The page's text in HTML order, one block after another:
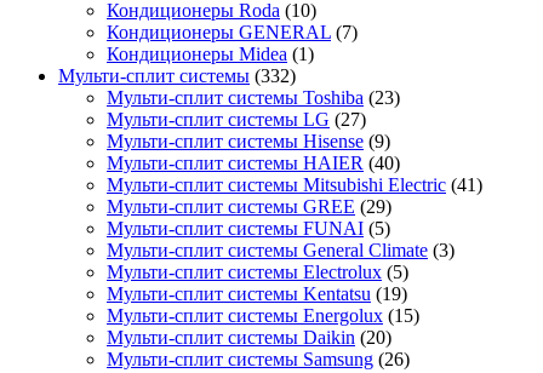
Кондиционеры Roda (10)
Кондиционеры GENERAL (7)
Кондиционеры Midea (1)
Мульти-сплит системы (332)
Мульти-сплит системы Toshiba (23)
Мульти-сплит системы LG (27)
Мульти-сплит системы Hisense (9)
Мульти-сплит системы HAIER (40)
Мульти-сплит системы Mitsubishi Electric (41)
Мульти-сплит системы GREE (29)
Мульти-сплит системы FUNAI (5)
Мульти-сплит системы General Climate (3)
Мульти-сплит системы Electrolux (5)
Мульти-сплит системы Kentatsu (19)
Мульти-сплит системы Energolux (15)
Мульти-сплит системы Daikin (20)
Мульти-сплит системы Samsung (26)